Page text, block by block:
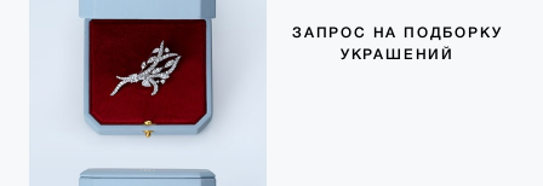
ЗАПРОС НА ПОДБОРКУ
УКРАШЕНИЙ